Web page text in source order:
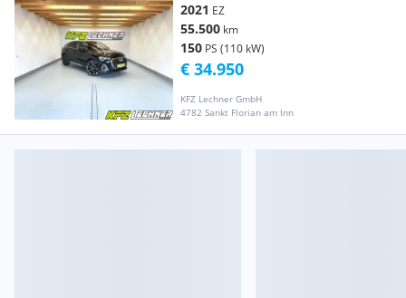
2021 EZ
55.500 km
150 PS (110 kW)
KFZ Lechner GmbH
4782 Sankt Florian am Inn
€ 34.950